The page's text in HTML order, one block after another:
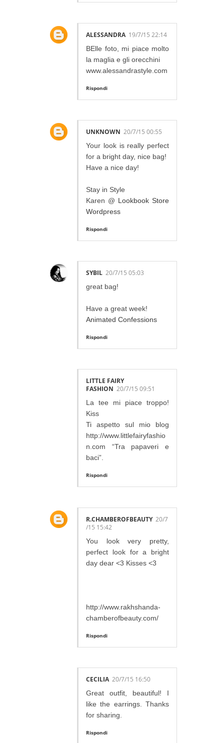
ALESSANDRA 19/7/15 22:14
BElle foto, mi piace molto
la maglia e gli orecchini
www.alessandrastyle.com
Rispondi
UNKNOWN 20/7/15 00:55
Your look is really perfect
for a bright day, nice bag!
Have a nice day!
Stay in Style
Karen @ Lookbook Store
Wordpress
Rispondi
SYBIL 20/7/15 05:03
great bag!
Have a great week!
Animated Confessions
Rispondi
LITTLE FAIRY
FASHION 20/7/15 09:51
La tee mi piace troppo!
Kiss
Ti aspetto sul mio blog
http://www.littlefairyfashio
n.com “Tra papaveri e
baci”.
Rispondi
R.CHAMBEROFBEAUTY 20/7
/15 15:42
You look very pretty,
perfect look for a bright
day dear <3 Kisses <3
http://www.rakhshanda-
chamberofbeauty.com/
Rispondi
CECILIA 20/7/15 16:50
Great outfit, beautiful! I
like the earrings. Thanks
for sharing.
Rispondi